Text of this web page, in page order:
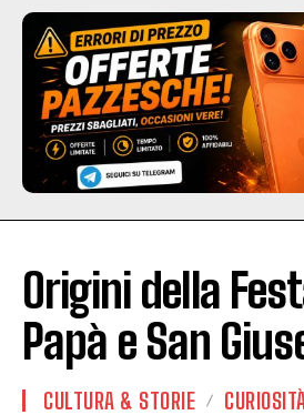
Origini della
Papà e San
CULTURA & STORIE